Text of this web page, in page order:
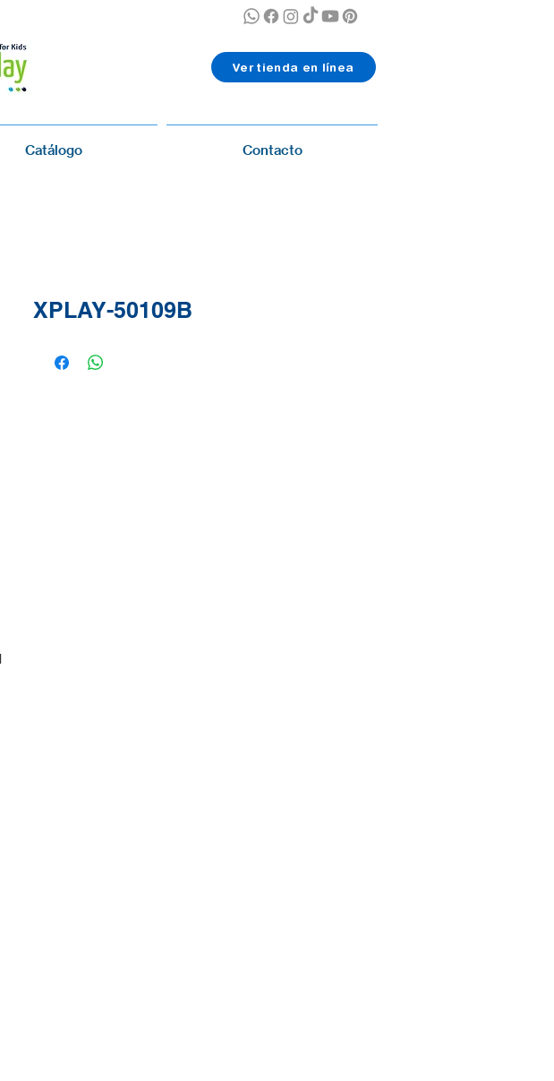
Ver tienda en línea
Catálogo Contacto
XPLAY-50109B